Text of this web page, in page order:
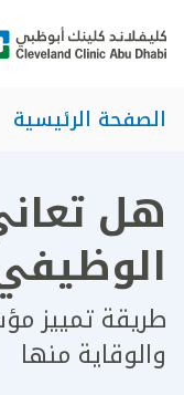
الصفحة الرئيسية
هل
طريقة تمييز
والوقاية منها